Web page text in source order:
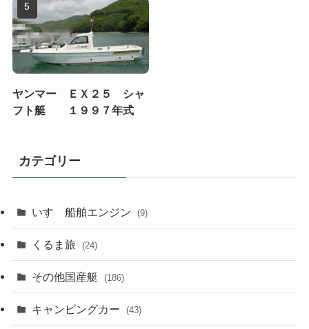
ヤンマー ＥＸ２５ シャ
フト艇 １９９７年式
カテゴリー
いすゞ船舶エンジン (9)
くるま旅 (24)
その他国産艇 (186)
キャンピングカー (43)